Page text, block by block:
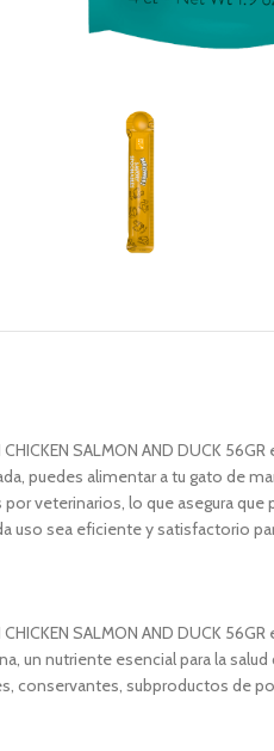
CHICKEN SALMON AND DUCK
puedes alimentar a tu gato de
veterinarios, lo que asegura
uso sea eficiente y satisfactorio
CHICKEN SALMON AND DUCK
un nutriente esencial para la
conservantes, subproductos de